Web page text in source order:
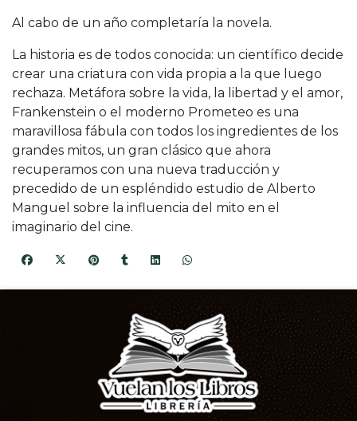
Al cabo de un año completaría la novela.
La historia es de todos conocida: un científico decide
crear una criatura con vida propia a la que luego
rechaza. Metáfora sobre la vida, la libertad y el amor,
Frankenstein o el moderno Prometeo es una
maravillosa fábula con todos los ingredientes de los
grandes mitos, un gran clásico que ahora
recuperamos con una nueva traducción y
precedido de un espléndido estudio de Alberto
Manguel sobre la influencia del mito en el
imaginario del cine.